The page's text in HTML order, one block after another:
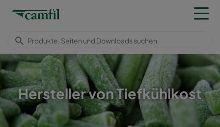
Hersteller von Tiefkühlkost